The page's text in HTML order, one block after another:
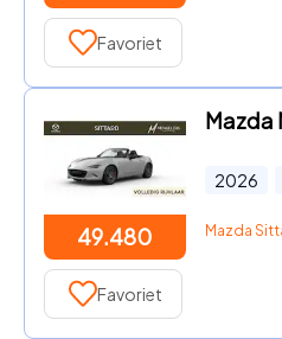
Favoriet
49.480
2026
Mazda
Favoriet